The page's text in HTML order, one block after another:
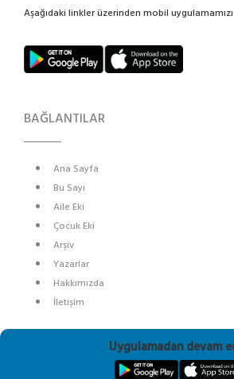
Aşağıdaki linkler üzerinden mobil
BAĞLANTILAR
Ana Sayfa
Bu Sayı
Aile Eki
Çocuk Eki
Arşiv
Yazarlar
Hakkımızda
İletişim
SOSYAL MEDYA
Uygulamadan devam